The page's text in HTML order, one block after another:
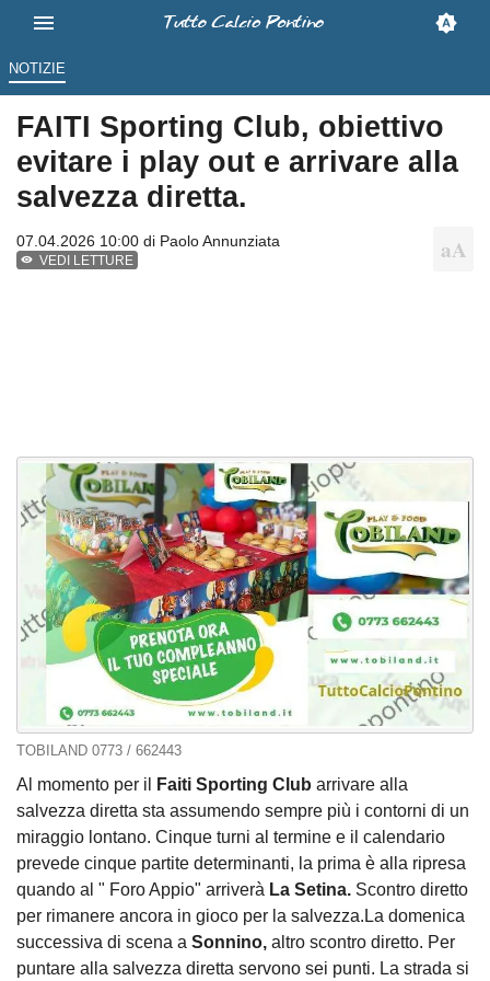
NOTIZIE
FAITI Sporting Club, obiettivo
evitare i play out e arrivare alla
salvezza diretta.
07.04.2026 10:00 di Paolo Annunziata
VEDI LETTURE
TOBILAND 0773 / 662443
Al momento per il Faiti Sporting Club arrivare alla
salvezza diretta sta assumendo sempre più i contorni di un
miraggio lontano. Cinque turni al termine e il calendario
prevede cinque partite determinanti, la prima è alla ripresa
quando al " Foro Appio" arriverà La Setina. Scontro diretto
per rimanere ancora in gioco per la salvezza.La domenica
successiva di scena a Sonnino, altro scontro diretto. Per
puntare alla salvezza diretta servono sei punti. La strada si